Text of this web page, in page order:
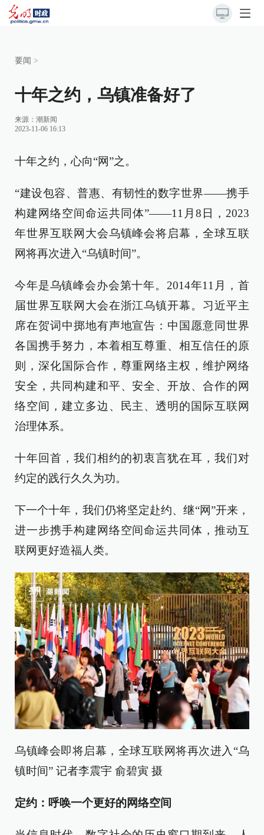
要闻 >
十年之约，乌镇准备好了
来源： 潮新闻
2023-11-06 16:13
十年之约，心向“网”之。
“建设包容、普惠、有韧性的数字世界——携手
构建网络空间命运共同体”——11月8日，2023
年世界互联网大会乌镇峰会将启幕，全球互联
网将再次进入“乌镇时间”。
今年是乌镇峰会办会第十年。2014年11月，首
届世界互联网大会在浙江乌镇开幕。习近平主
席在贺词中掷地有声地宣告：中国愿意同世界
各国携手努力，本着相互尊重、相互信任的原
则，深化国际合作，尊重网络主权，维护网络
安全，共同构建和平、安全、开放、合作的网
络空间，建立多边、民主、透明的国际互联网
治理体系。
十年回首，我们相约的初衷言犹在耳，我们对
约定的践行久久为功。
下一个十年，我们仍将坚定赴约、继“网”开来，
进一步携手构建网络空间命运共同体，推动互
联网更好造福人类。
乌镇峰会即将启幕，全球互联网将再次进入“乌
镇时间” 记者李震宇 俞碧寅 摄
定约：呼唤一个更好的网络空间